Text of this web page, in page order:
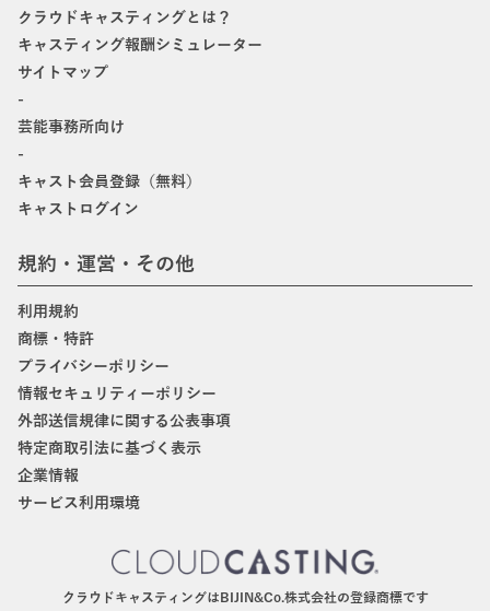
クラウドキャスティングとは？
キャスティング報酬シミュレーター
サイトマップ
-
芸能事務所向け
-
キャスト会員登録（無料）
キャストログイン
規約・運営・その他
利用規約
商標・特許
プライバシーポリシー
情報セキュリティーポリシー
外部送信規律に関する公表事項
特定商取引法に基づく表示
企業情報
サービス利用環境
クラウドキャスティングはBIJIN&Co.株式会社の登録商標です